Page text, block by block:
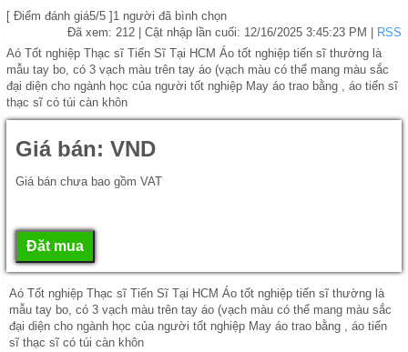
[ Điểm đánh giá5/5 ] 1 người đã bình chọn
Đã xem: 212 | Cật nhập lần cuối: 12/16/2025 3:45:23 PM
RSS
Aó Tốt nghiệp Thạc sĩ Tiến Sĩ Tại HCM Áo tốt nghiệp tiến sĩ thường là
mẫu tay bo, có 3 vạch màu trên tay áo (vạch màu có thể mang màu sắc
đại diện cho ngành học của người tốt nghiệp May áo trao bằng , áo tiến sĩ
thạc sĩ có túi càn khôn
Giá bán: VND
Giá bán chưa bao gồm VAT
Aó Tốt nghiệp Thạc sĩ Tiến Sĩ Tại HCM Áo tốt nghiệp tiến sĩ thường là
mẫu tay bo, có 3 vạch màu trên tay áo (vạch màu có thể mang màu sắc
đại diện cho ngành học của người tốt nghiệp May áo trao bằng , áo tiến
sĩ thạc sĩ có túi càn khôn